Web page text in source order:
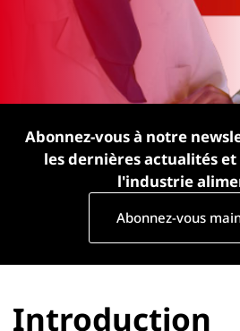
Abonnez-vous à notre
les dernières actualités
l'industrie
Abonnez-vous
Introduction